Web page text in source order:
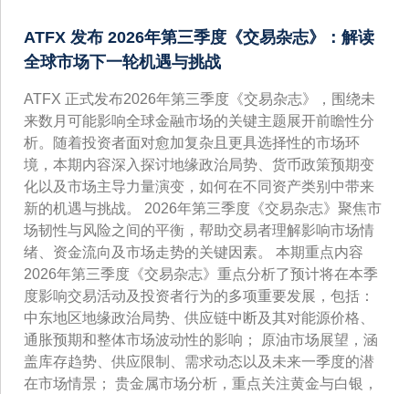
ATFX 发布 2026年第三季度《交易杂志》：解读
全球市场下一轮机遇与挑战
ATFX 正式发布2026年第三季度《交易杂志》，围绕未
来数月可能影响全球金融市场的关键主题展开前瞻性分
析。随着投资者面对愈加复杂且更具选择性的市场环
境，本期内容深入探讨地缘政治局势、货币政策预期变
化以及市场主导力量演变，如何在不同资产类别中带来
新的机遇与挑战。 2026年第三季度《交易杂志》聚焦市
场韧性与风险之间的平衡，帮助交易者理解影响市场情
绪、资金流向及市场走势的关键因素。 本期重点内容
2026年第三季度《交易杂志》重点分析了预计将在本季
度影响交易活动及投资者行为的多项重要发展，包括：
中东地区地缘政治局势、供应链中断及其对能源价格、
通胀预期和整体市场波动性的影响； 原油市场展望，涵
盖库存趋势、供应限制、需求动态以及未来一季度的潜
在市场情景； 贵金属市场分析，重点关注黄金与白银，